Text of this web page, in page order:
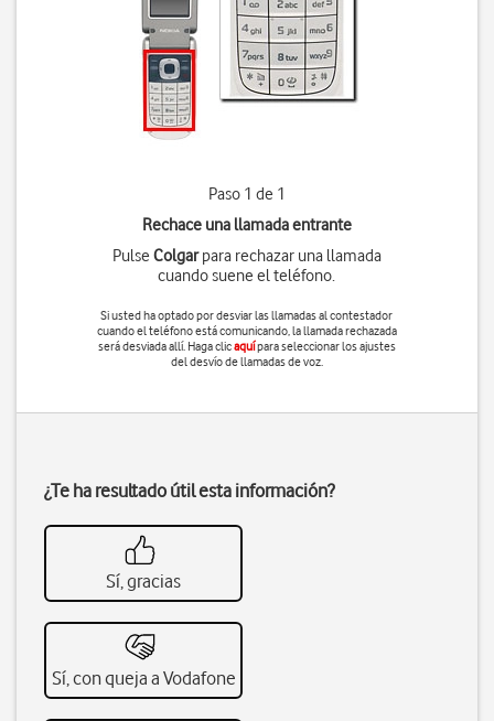
Paso 1 de 1
Rechace una llamada entrante
Pulse Colgarpara rechazar una llamada
cuando suene el teléfono.
Si usted ha optado por desviar las llamadas al contestador
cuando el teléfono está comunicando, la llamada rechazada
será desviada allí. Haga clicaquípara seleccionar los ajustes
del desvío de llamadas de voz.
¿Te ha resultado útil esta información?
Sí, gracias
Sí, con queja a Vodafone